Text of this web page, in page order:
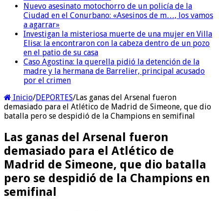
Nuevo asesinato motochorro de un policía de la
Ciudad en el Conurbano: «Asesinos de m…, los vamos
a agarrar»
Investigan la misteriosa muerte de una mujer en Villa
Elisa: la encontraron con la cabeza dentro de un pozo
en el patio de su casa
Caso Agostina: la querella pidió la detención de la
madre y la hermana de Barrelier, principal acusado
por el crimen
Inicio/DEPORTES/Las ganas del Arsenal fueron
demasiado para el Atlético de Madrid de Simeone, que dio
batalla pero se despidió de la Champions en semifinal
Las ganas del Arsenal fueron
demasiado para el Atlético de
Madrid de Simeone, que dio batalla
pero se despidió de la Champions en
semifinal